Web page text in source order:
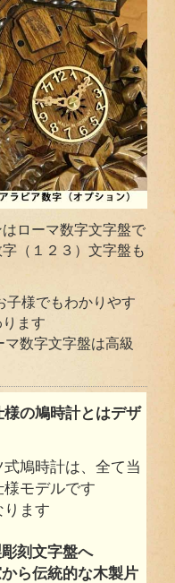
ローマ数字文字盤で
（１２３）文字盤も
子様でもわかりやす
ます
マ数字文字盤は高級
様の鳩時計とはデザ
鳩時計は、全て当
モデルです
ます
刻文字盤へ
ら伝統的な木製片